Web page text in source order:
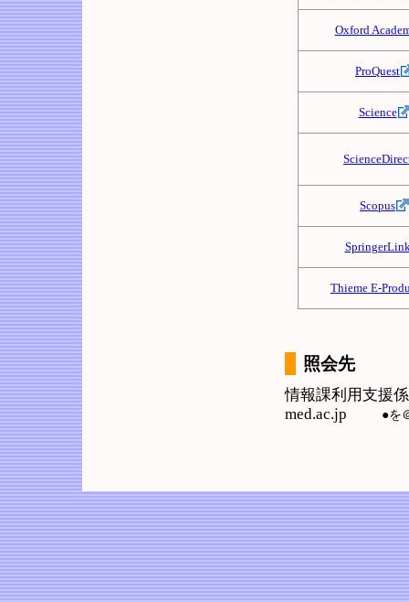
Oxford
ProQuest
Science
Scopus
Thieme E-
照会先
情報課利用支援
med.ac.jp
●を